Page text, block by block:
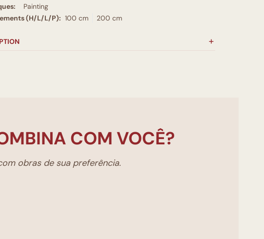
Painting
(H/L/L/P): 100 cm 200 cm
COM VOCÊ?
obras de sua preferência.